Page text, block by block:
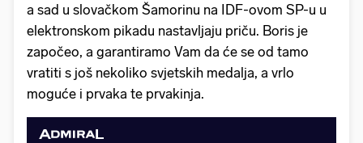
a sad u slovačkom Šamorinu na IDF-ovom SP-u u
elektronskom pikadu nastavljaju priču. Boris je
započeo, a garantiramo Vam da će se od tamo
vratiti s još nekoliko svjetskih medalja, a vrlo
moguće i prvaka te prvakinja.